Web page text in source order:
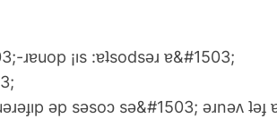
ɹɐuop ¡ıs :ɐʇsodsǝɹ ɐ&#1503;
ǝp sǝsoɔ sǝ&#1503; ǝɹnǝʌ ʇǝɟ